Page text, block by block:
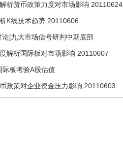
析货币政策力度对市场影响 20110624
K线技术趋势 20110606
论]九大市场信号研判中期底部
解析国际板对市场影响 20110607
际板考验A股估值
政策对企业资金压力影响 20110603